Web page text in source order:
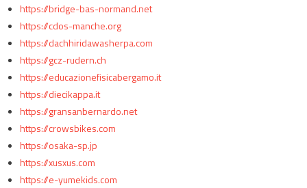
https://bridge-bas-normand.net
https://cdos-manche.org
https://dachhiridawasherpa.com
https://gcz-rudern.ch
https://educazionefisicabergamo.it
https://diecikappa.it
https://gransanbernardo.net
https://crowsbikes.com
https://osaka-sp.jp
https://xusxus.com
https://e-yumekids.com